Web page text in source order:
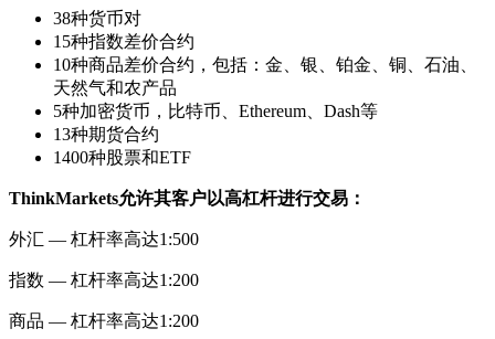
38种货币对
15种指数差价合约
10种商品差价合约，包括：金、银、铂金、铜、石油、
天然气和农产品
5种加密货币，比特币、Ethereum、Dash等
13种期货合约
1400种股票和ETF
ThinkMarkets允许其客户以高杠杆进行交易：
外汇 — 杠杆率高达1:500
指数 — 杠杆率高达1:200
商品 — 杠杆率高达1:200